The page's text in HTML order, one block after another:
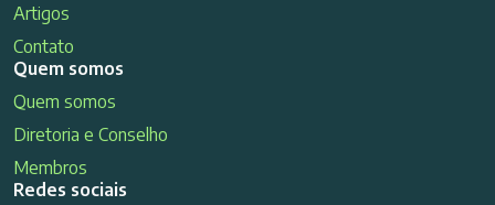
Artigos
Contato
Quem somos
Quem somos
Diretoria e Conselho
Membros
Redes sociais